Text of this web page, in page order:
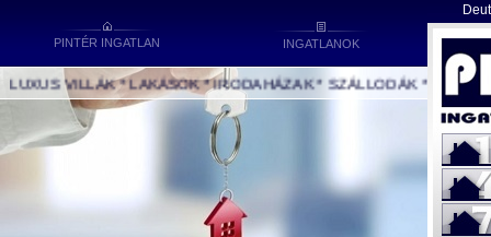
PINTÉR INGATLAN INGATLANOK
VILLÁK * LAKÁSOK * IRODAHÁZAK * SZÁLLODÁK * IPARI